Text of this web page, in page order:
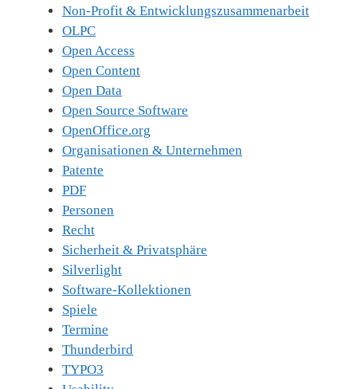
Non-Profit & Entwicklungszusammenarbeit
OLPC
Open Access
Open Content
Open Data
Open Source Software
OpenOffice.org
Organisationen & Unternehmen
Patente
PDF
Personen
Recht
Sicherheit & Privatsphäre
Silverlight
Software-Kollektionen
Spiele
Termine
Thunderbird
TYPO3